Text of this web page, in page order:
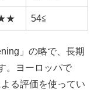
54≦
」の略で、長期
。ヨーロッパで
る評価を使ってい